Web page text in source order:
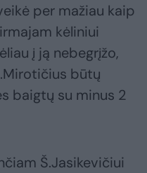
per mažiau kaip
kėliniui
į ją nebegrįžo,
būtų
baigtų su minus 2
Š.Jasikevičiui